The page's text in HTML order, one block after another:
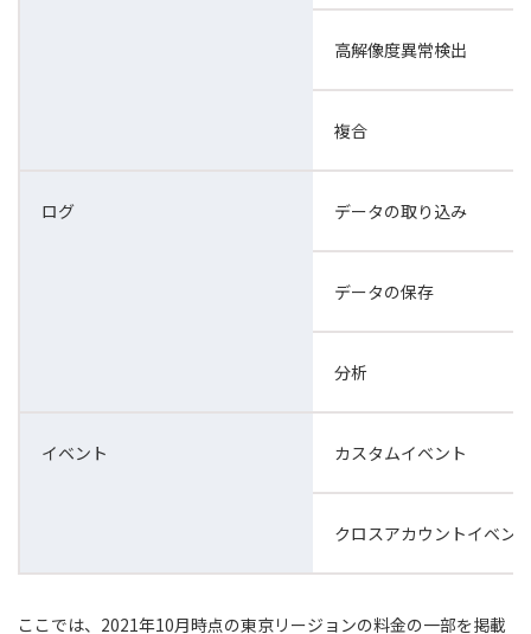
高解像度異常検出
複合
ログ データの取り込み
データの保存
分析
イベント カスタムイベント
クロスアカウントイベン
ここでは、2021年10月時点の東京リージョンの料金の一部を掲載